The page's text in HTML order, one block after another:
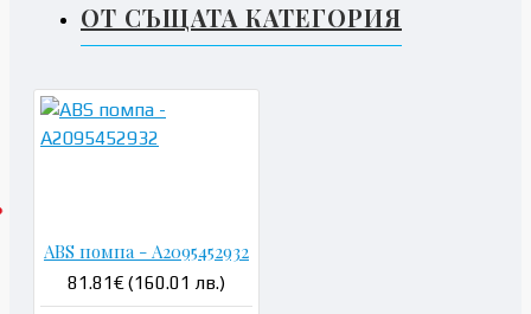
ОТ СЪЩАТА КАТЕГОРИЯ
ABS помпа - A2095452932
81.81€ (160.01 лв.)